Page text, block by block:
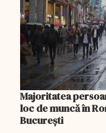
Majoritatea
loc de muncă în
Bucureşti